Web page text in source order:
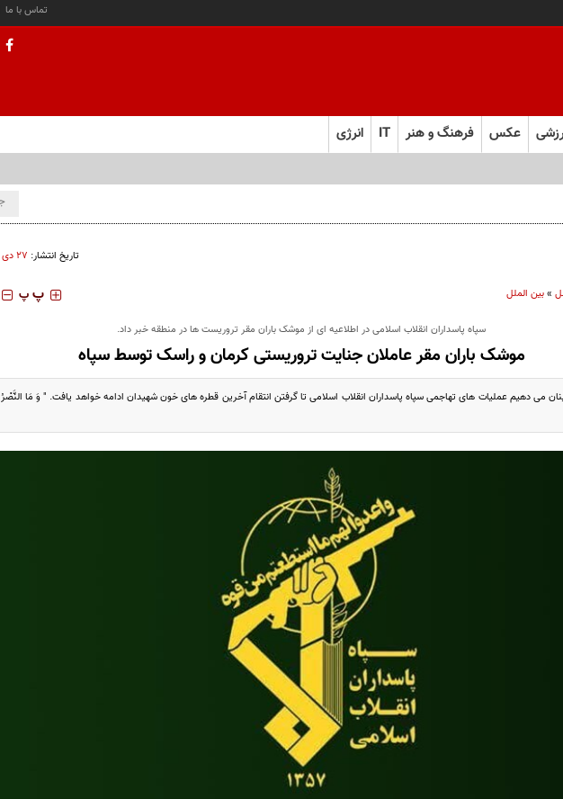
تماس با ما
عکس فرهنگ و هنر IT انرژی
تاریخ انتشار: ۲۷ دی ۱۴۰۲ - ۰۷:۳۷
»بین الملل ‍‍‍ پ پ
سپاه پاسداران انقلاب اسلامی در اطلاعیه ای از موشک باران مقر تروریست ها در منطقه خبر داد.
موشک باران مقر عاملان جنایت تروریستی کرمان و راسک توسط سپاه
می دهیم عملیات های تهاجمی سپاه پاسداران انقلاب اسلامی تا گرفتن انتقام آخرین قطره های خون شهیدان ادامه خواهد یافت. " وَ مَا